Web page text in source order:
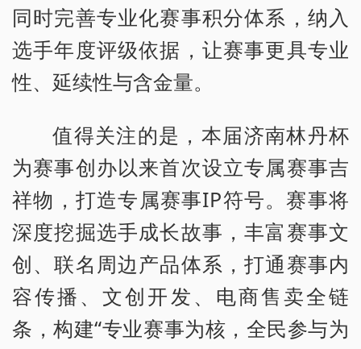
同时完善专业化赛事积分体系，纳入
选手年度评级依据，让赛事更具专业
性、延续性与含金量。
值得关注的是，本届济南林丹杯
为赛事创办以来首次设立专属赛事吉
祥物，打造专属赛事IP符号。赛事将
深度挖掘选手成长故事，丰富赛事文
创、联名周边产品体系，打通赛事内
容传播、文创开发、电商售卖全链
条，构建“专业赛事为核，全民参与为